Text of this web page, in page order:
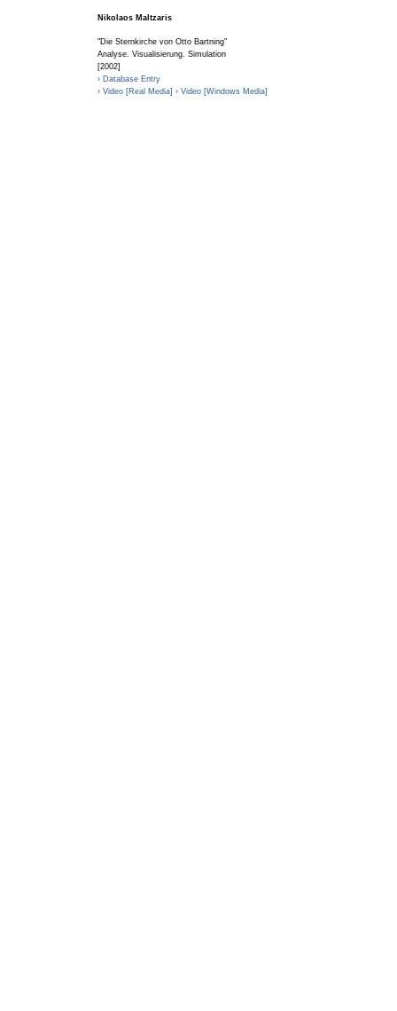
Nikolaos Maltzaris
"Die Sternkirche von Otto Bartning"
Analyse. Visualisierung. Simulation
[2002]
› Database Entry
› Video [Real Media] › Video [Windows Media]